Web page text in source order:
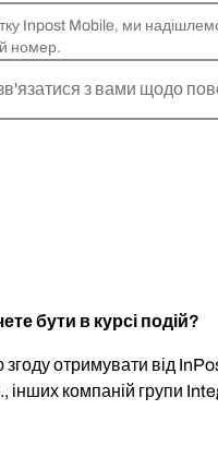
Inpost Mobile, ми
номер.
з вами щодо
бути в курсі подій?
отримувати від
компаній групи